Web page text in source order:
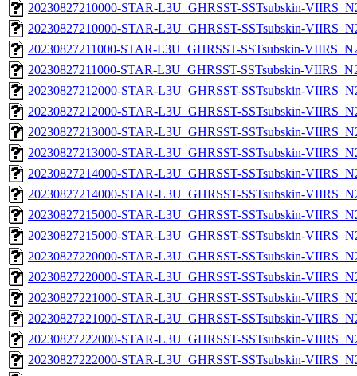
20230827210000-STAR-L3U_GHRSST-SSTsubskin-
20230827210000-STAR-L3U_GHRSST-SSTsubskin-
20230827211000-STAR-L3U_GHRSST-SSTsubskin-
20230827211000-STAR-L3U_GHRSST-SSTsubskin-
20230827212000-STAR-L3U_GHRSST-SSTsubskin-
20230827212000-STAR-L3U_GHRSST-SSTsubskin-
20230827213000-STAR-L3U_GHRSST-SSTsubskin-
20230827213000-STAR-L3U_GHRSST-SSTsubskin-
20230827214000-STAR-L3U_GHRSST-SSTsubskin-
20230827214000-STAR-L3U_GHRSST-SSTsubskin-
20230827215000-STAR-L3U_GHRSST-SSTsubskin-
20230827215000-STAR-L3U_GHRSST-SSTsubskin-
20230827220000-STAR-L3U_GHRSST-SSTsubskin-
20230827220000-STAR-L3U_GHRSST-SSTsubskin-
20230827221000-STAR-L3U_GHRSST-SSTsubskin-
20230827221000-STAR-L3U_GHRSST-SSTsubskin-
20230827222000-STAR-L3U_GHRSST-SSTsubskin-
20230827222000-STAR-L3U_GHRSST-SSTsubskin-